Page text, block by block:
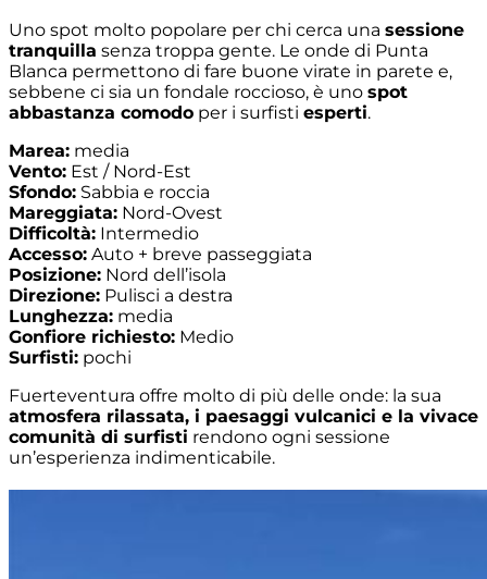
Uno spot molto popolare per chi cerca una sessione
tranquilla senza troppa gente. Le onde di Punta
Blanca permettono di fare buone virate in parete e,
sebbene ci sia un fondale roccioso, è uno spot
abbastanza comodo per i surfisti esperti.
Marea: media
Vento: Est / Nord-Est
Sfondo: Sabbia e roccia
Mareggiata: Nord-Ovest
Difficoltà: Intermedio
Accesso: Auto + breve passeggiata
Posizione: Nord dell’isola
Direzione: Pulisci a destra
Lunghezza: media
Gonfiore richiesto: Medio
Surfisti: pochi
Fuerteventura offre molto di più delle onde: la sua
atmosfera rilassata, i paesaggi vulcanici e la vivace
comunità di surfisti rendono ogni sessione
un’esperienza indimenticabile.